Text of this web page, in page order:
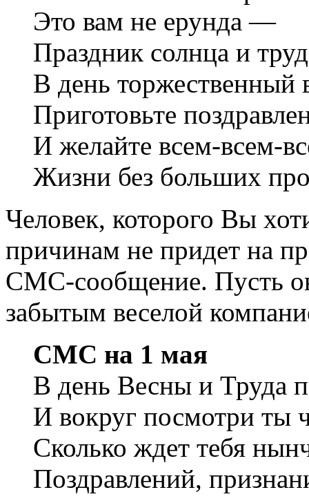
Это вам не ерунда —
Праздник солнца и
В день торжественный
Приготовьте
И желайте всем-всем-
Жизни без больших
Человек, которого Вы
причинам не придет на
СМС-сообщение. Пусть он
забытым веселой
СМС на 1 мая
В день Весны и Труда
И вокруг посмотри ты
Сколько ждет тебя
Поздравлений,